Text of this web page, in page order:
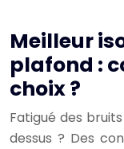
Meilleur
plafond :
choix ?
Fatigué des
dessus ? Des